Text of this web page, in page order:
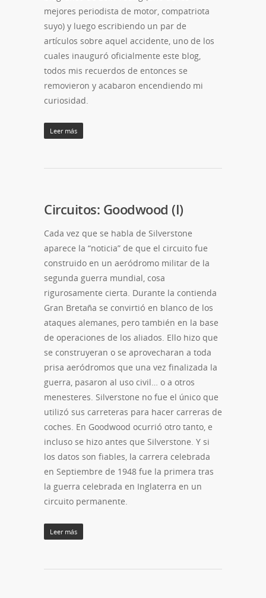
mejores periodista de motor, compatriota
suyo) y luego escribiendo un par de
artículos sobre aquel accidente, uno de los
cuales inauguró oficialmente este blog,
todos mis recuerdos de entonces se
removieron y acabaron encendiendo mi
curiosidad.
Leer más
Circuitos: Goodwood (I)
Cada vez que se habla de Silverstone
aparece la “noticia” de que el circuito fue
construido en un aeródromo militar de la
segunda guerra mundial, cosa
rigurosamente cierta. Durante la contienda
Gran Bretaña se convirtió en blanco de los
ataques alemanes, pero también en la base
de operaciones de los aliados. Ello hizo que
se construyeran o se aprovecharan a toda
prisa aeródromos que una vez finalizada la
guerra, pasaron al uso civil… o a otros
menesteres. Silverstone no fue el único que
utilizó sus carreteras para hacer carreras de
coches. En Goodwood ocurrió otro tanto, e
incluso se hizo antes que Silverstone. Y si
los datos son fiables, la carrera celebrada
en Septiembre de 1948 fue la primera tras
la guerra celebrada en Inglaterra en un
circuito permanente.
Leer más